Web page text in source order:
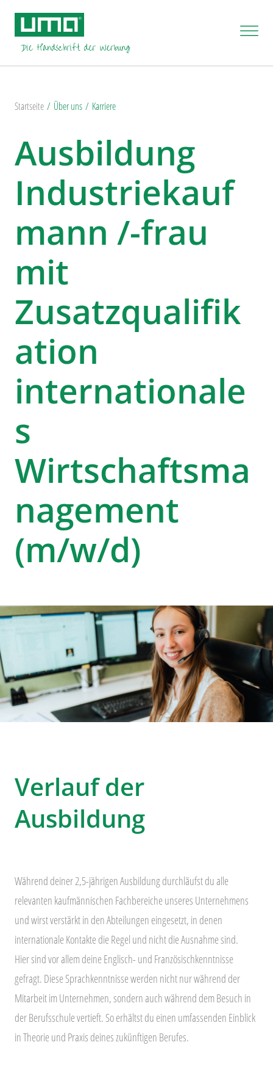
Startseite Über uns Karriere
Ausbildung
Industriekauf
mann /-frau
mit
Zusatzqualifik
ation
internationale
s
Wirtschaftsma
nagement
(m/w/d)
Verlauf der
Ausbildung
Während deiner 2,5-jährigen Ausbildung durchläufst du alle
relevanten kaufmännischen Fachbereiche unseres Unternehmens
und wirst verstärkt in den Abteilungen eingesetzt, in denen
internationale Kontakte die Regel und nicht die Ausnahme sind.
Hier sind vor allem deine Englisch- und Französischkenntnisse
gefragt. Diese Sprachkenntnisse werden nicht nur während der
Mitarbeit im Unternehmen, sondern auch während dem Besuch in
der Berufsschule vertieft. So erhältst du einen umfassenden Einblick
in Theorie und Praxis deines zukünftigen Berufes.